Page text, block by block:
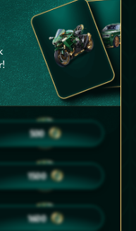
15
500
25
1500
25
1600